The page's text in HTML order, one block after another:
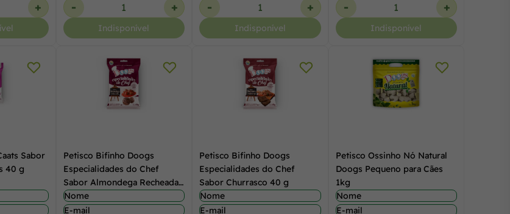
+ - +
Indisponível
- +
Indisponível
- +
Indisponível
Sabor
40 g
Petisco Bifinho Doogs
Especialidades do Chef
Sabor Almondega Recheada
40 g
Petisco Bifinho Doogs
Especialidades do Chef
Sabor Churrasco 40 g
Petisco Ossinho Nó Natural
Doogs Pequeno para Cães
1kg